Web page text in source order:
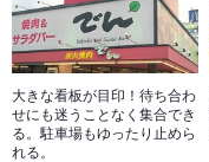
大きな看板が目印！待ち合わ
せにも迷うことなく集合でき
る。駐車場もゆったり止めら
れる。